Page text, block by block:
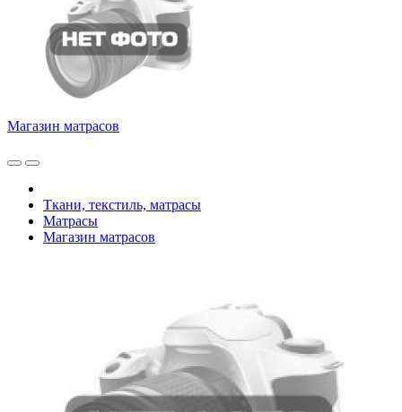
Магазин матрасов
Ткани, текстиль, матрасы
Матрасы
Магазин матрасов